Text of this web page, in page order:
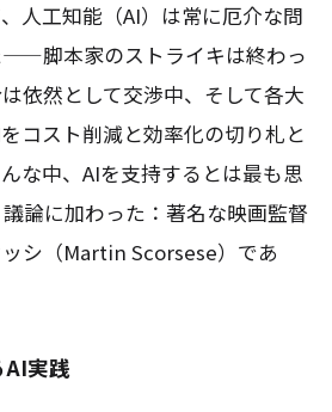
人工知能（AI）は常に厄介な問
——脚本家のストライキは終わっ
依然として交渉中、そして各大
コスト削減と効率化の切り札と
な中、AIを支持するとは最も思
論に加わった：著名な映画監督
シ（Martin Scorsese）であ
AI実践